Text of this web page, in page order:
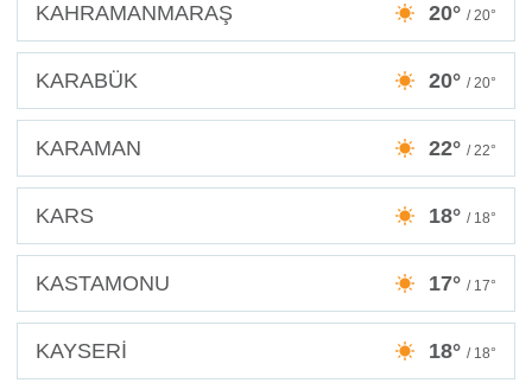
KAHRAMANMARAŞ 20° / 20°
KARABÜK 20° / 20°
KARAMAN 22° / 22°
KARS 18° / 18°
KASTAMONU 17° / 17°
KAYSERİ 18° / 18°